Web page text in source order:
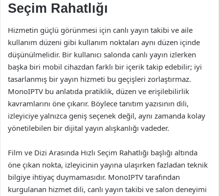
Seçim Rahatlığı
Hizmetin güçlü görünmesi için canlı yayın takibi ve aile
kullanım düzeni gibi kullanım noktaları aynı düzen içinde
düşünülmelidir. Bir kullanıcı salonda canlı yayın izlerken
başka biri mobil cihazdan farklı bir içerik takip edebilir; iyi
tasarlanmış bir yayın hizmeti bu geçişleri zorlaştırmaz.
MonoIPTV bu anlatıda pratiklik, düzen ve erişilebilirlik
kavramlarını öne çıkarır. Böylece tanıtım yazısının dili,
izleyiciye yalnızca geniş seçenek değil, aynı zamanda kolay
yönetilebilen bir dijital yayın alışkanlığı vadeder.
Film ve Dizi Arasında Hızlı Seçim Rahatlığı başlığı altında
öne çıkan nokta, izleyicinin yayına ulaşırken fazladan teknik
bilgiye ihtiyaç duymamasıdır. MonoIPTV tarafından
kurgulanan hizmet dili, canlı yayın takibi ve salon deneyimi